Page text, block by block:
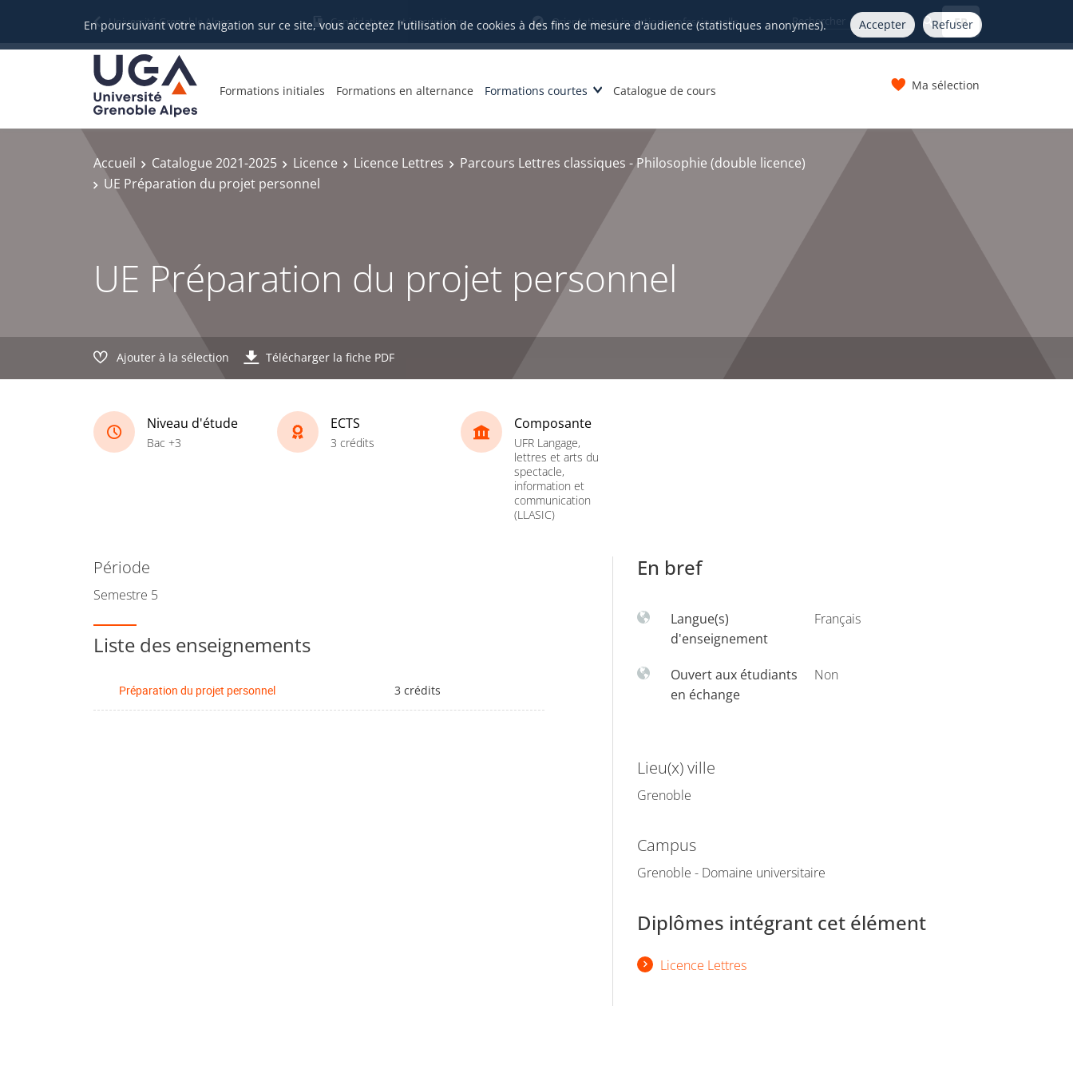
En poursuivant votre navigation sur ce site, vous acceptez l'utilisation de cookies à des fins de mesure d'audience (statistiques anonymes). Accepter Refuser
Université Grenoble Alpes Candidatures et inscriptions Orientation et insertion professionnelle FR
Formations initiales Formations en alternance Formations courtes Catalogue de cours Ma sélection
Accueil Catalogue 2021-2025 Licence Licence Lettres
Parcours Lettres classiques - Philosophie (double licence)
UE Préparation du projet personnel
UE Préparation du projet personnel
Ajouter à la sélection Télécharger la fiche PDF
Niveau d'étude
Bac +3
ECTS
3 crédits
Composante
UFR Langage,
lettres et arts du
spectacle,
information et
communication
(LLASIC)
Période
Semestre 5
Liste des enseignements
Préparation du projet personnel 3 crédits
En bref
Langue(s)
d'enseignement
Français
Ouvert aux étudiants
en échange
Non
Lieu(x) ville
Grenoble
Campus
Grenoble - Domaine universitaire
Diplômes intégrant cet élément
Licence Lettres